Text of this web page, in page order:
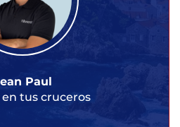
Paul
tus cruceros